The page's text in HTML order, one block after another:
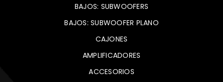
BAJOS: SUBWOOFERS
BAJOS: SUBWOOFER PLANO
CAJONES
AMPLIFICADORES
ACCESORIOS